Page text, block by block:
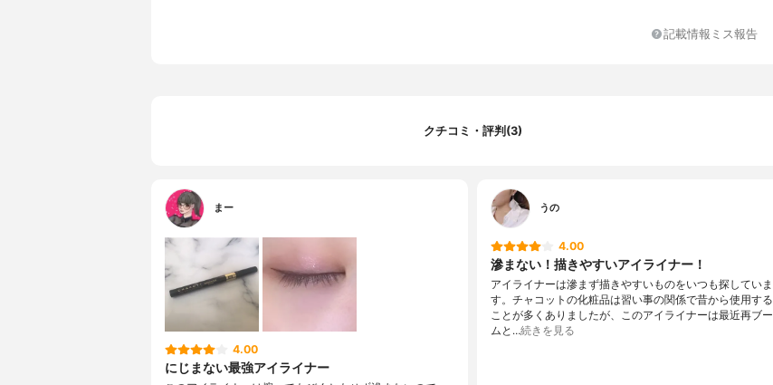
記載情報ミス報告
クチコミ・評判(3)
まー
4.00
にじまない最強アイライナー
うの
4.00
滲まない！描きやすいアイライナー！
アイライナーは滲まず描きやすいものをいつも探していま
す。チャコットの化粧品は習い事の関係で昔から使用する
ことが多くありましたが、このアイライナーは最近再ブー
ムと…続きを見る